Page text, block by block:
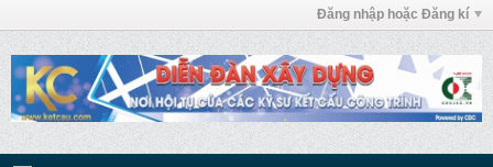
Đăng nhập hoặc Đăng kí